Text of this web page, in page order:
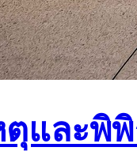
ตุและพิ